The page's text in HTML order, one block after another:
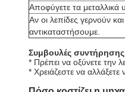
Αποφύγετε τα μεταλλικά
Αν οι λεπίδες γερνούν
αντικαταστήσουμε.
Συμβουλές συντήρησης
* Πρέπει να οξύνετε την
* Χρειάζεστε να